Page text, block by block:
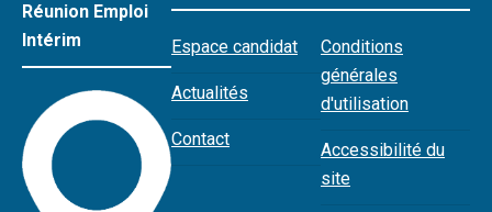
Réunion Emploi
Intérim
Espace candidat
Actualités
Contact
Conditions
générales
d'utilisation
Accessibilité du
site